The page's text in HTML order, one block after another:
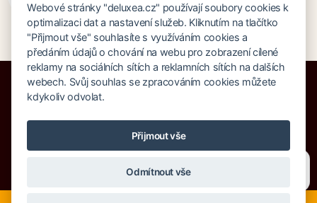
+421 948 759 074
Pojištění proti úpadku 125 000 000 Kč
Webové stránky "deluxea.cz" používají soubory cookies k
optimalizaci dat a nastavení služeb. Kliknutím na tlačítko
"Přijmout vše" souhlasíte s využíváním cookies a
předáním údajů o chování na webu pro zobrazení cílené
reklamy na sociálních sítích a reklamních sítích na dalších
webech. Svůj souhlas se zpracováním cookies můžete
kdykoliv odvolat.
Přijmout vše
Odmítnout vše
Chettyho.